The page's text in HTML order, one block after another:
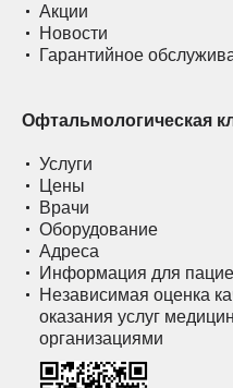
Акции
Новости
Гарантийное
Офтальмологическая
Услуги
Цены
Врачи
Оборудование
Адреса
Информация для
Независимая оценка
оказания услуг
организациями